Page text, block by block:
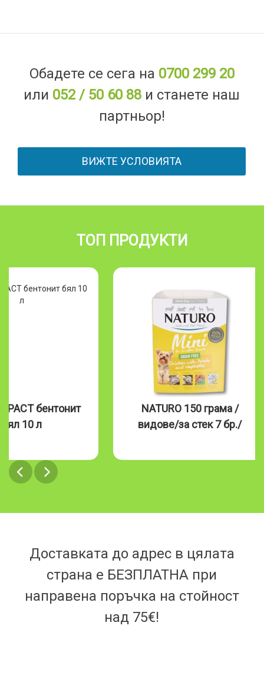
Обадете се сега на 0700 299 20
или 052 / 50 60 88 и станете наш
партньор!
ВИЖТЕ УСЛОВИЯТА
ТОП ПРОДУКТИ
бентонит
бял 10 л
NATURO 150 грама /
видове/за стек 7 бр./
Доставката до адрес в цялата
страна е БЕЗПЛАТНА при
направена поръчка на стойност
над 75€!